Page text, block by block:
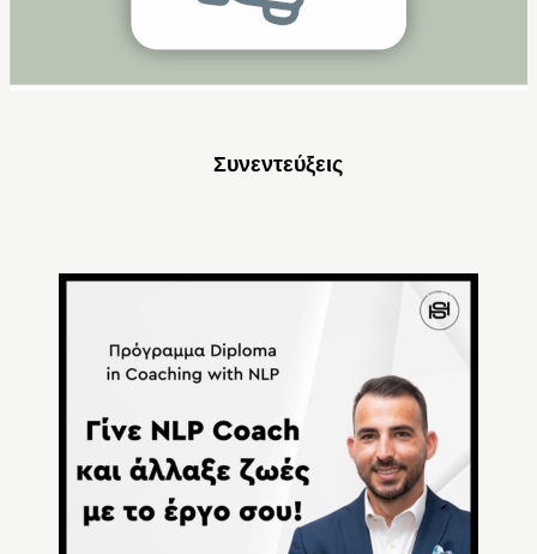
Συνεντεύξεις